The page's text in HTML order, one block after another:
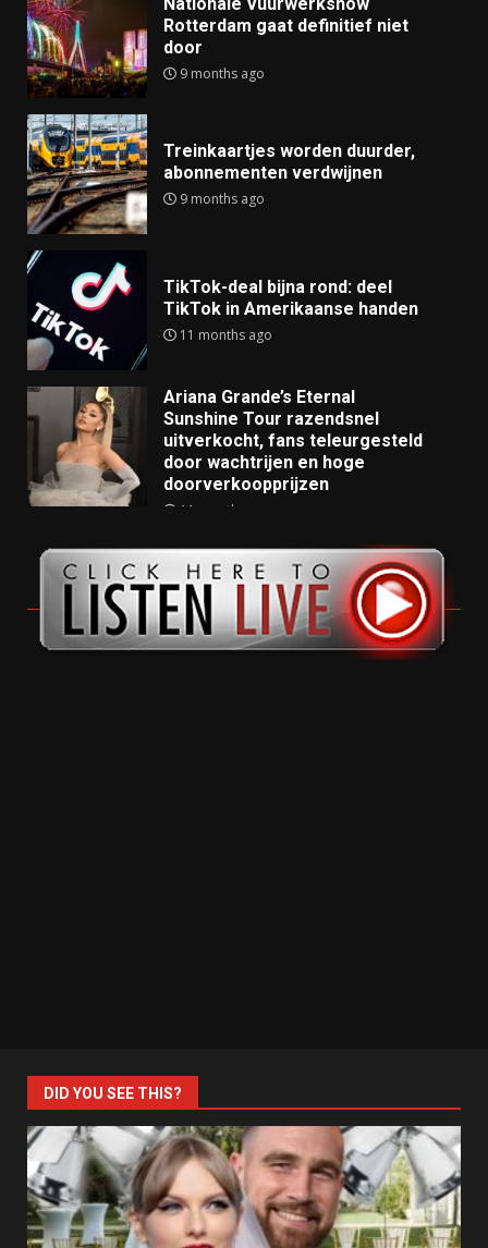
Rotterdam gaat definitief niet
door
9 months ago
Treinkaartjes worden duurder,
abonnementen verdwijnen
9 months ago
TikTok-deal bijna rond: deel
TikTok in Amerikaanse handen
11 months ago
Ariana Grande’s Eternal
Sunshine Tour razendsnel
uitverkocht, fans teleurgesteld
door wachtrijen en hoge
doorverkoopprijzen
11 months ago
DID YOU SEE THIS?